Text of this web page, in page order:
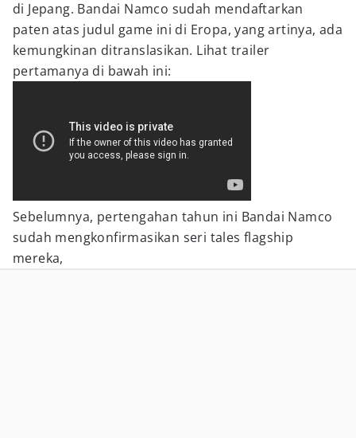
di Jepang. Bandai Namco sudah mendaftarkan
paten atas judul game ini di Eropa, yang artinya, ada
kemungkinan ditranslasikan. Lihat trailer
pertamanya di bawah ini:
Sebelumnya, pertengahan tahun ini Bandai Namco
sudah mengkonfirmasikan seri tales flagship
mereka,